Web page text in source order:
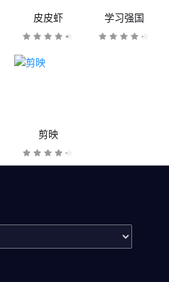
皮皮虾 学习强国
剪映